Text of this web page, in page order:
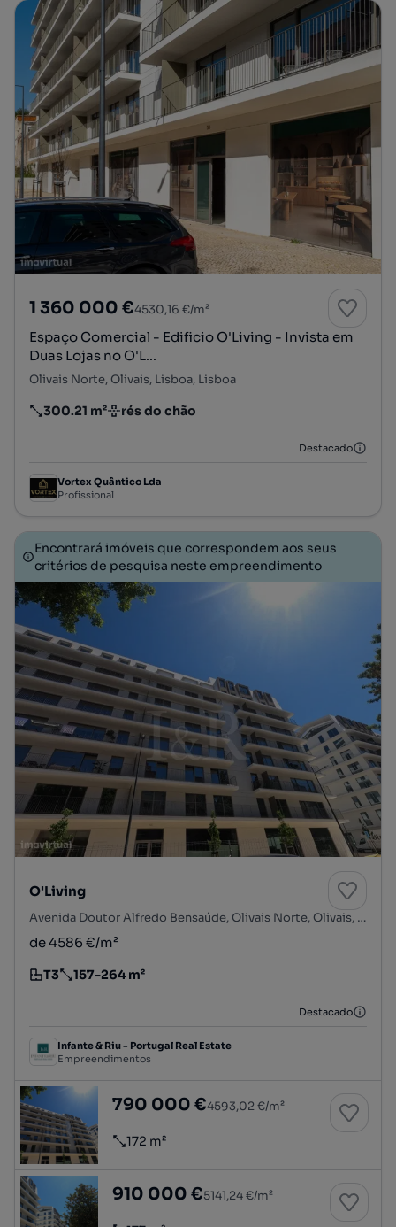
1 360 000 €4530,16 €/m²
Espaço Comercial - Edificio O'Living - Invista em
Duas Lojas no O'L...
Olivais Norte, Olivais, Lisboa, Lisboa
Preço por metro quadrado
300.21 m²
Andar rés do chão
Destacado
Vortex Quântico Lda
Profissional
Encontrará imóveis que correspondem aos seus
critérios de pesquisa neste empreendimento
O'Living
Avenida Doutor Alfredo Bensaúde, Olivais Norte, Olivais, Lisboa, Lisboa
de 4586 €/m²
Tipologia
T3
Preço por metro quadrado
157-264 m²
Destacado
Infante & Riu - Portugal Real Estate
Empreendimentos
Loja com 2 frentes perto do Parque das
790 000 €4593,02 €/m²
Preço por metro quadrado
172 m²
Loja com 2 frentes perto do Parque das
910 000 €5141,24 €/m²